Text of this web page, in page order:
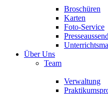
Broschüren
Karten
Foto-Service
Über Uns
Team
Verwaltung